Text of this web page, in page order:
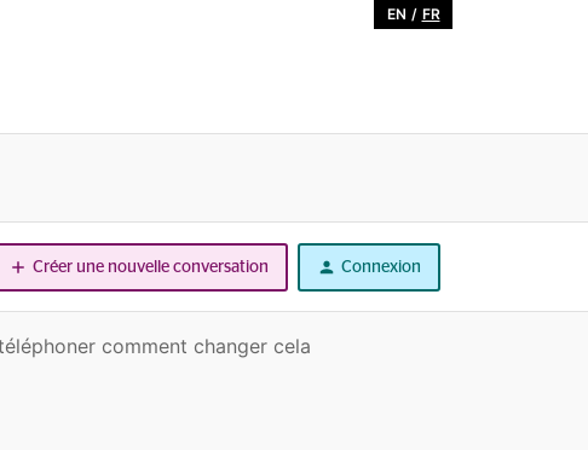
EN / FR
Créer une nouvelle conversation Connexion
comment changer cela